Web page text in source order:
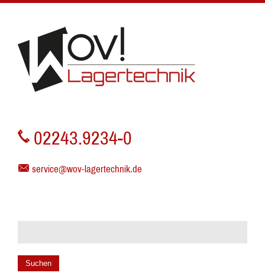
02243.9234-0
service@wov-lagertechnik.de
Suchen